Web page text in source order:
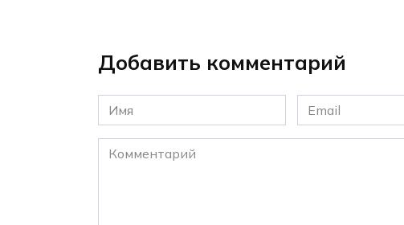
Добавить комментарий
Имя
*
Email
*
Комментарий